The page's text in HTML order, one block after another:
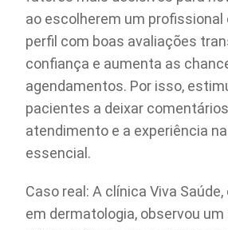
ao escolherem um profissional
perfil com boas avaliações
confiança e aumenta as
agendamentos. Por isso,
pacientes a deixar
atendimento e a experiência
essencial.
Caso real: A clínica Viva
em dermatologia, observou